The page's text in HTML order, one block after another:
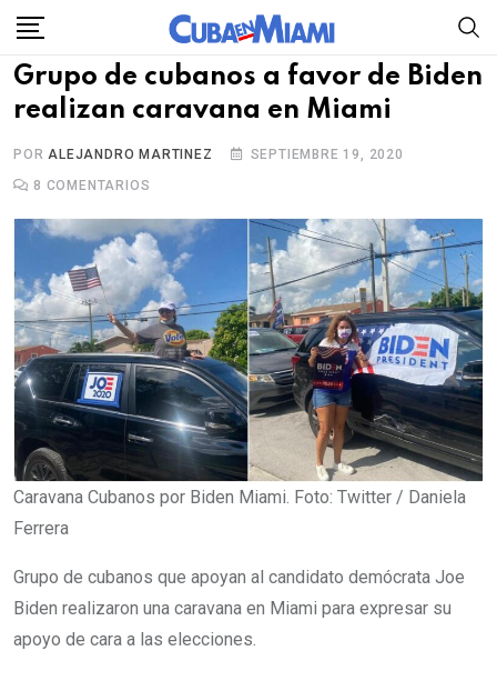
Skip
content
Grupo de cubanos a favor de Biden
realizan caravana en Miami
PORALEJANDRO MARTINEZ
SEPTIEMBRE 19, 2020
8 COMENTARIOS
Caravana Cubanos por Biden Miami. Foto: Twitter / Daniela
Ferrera
Grupo de cubanos que apoyan al candidato demócrata Joe
Biden realizaron una caravana en Miami para expresar su
apoyo de cara a las elecciones.